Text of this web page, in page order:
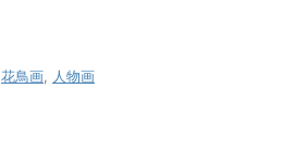
花鳥画 人物画